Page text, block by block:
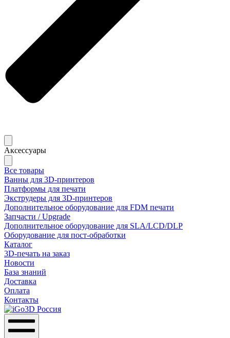
Аксессуары
Все товары
Ванны для 3D-принтеров
Платформы для печати
Экструдеры для 3D-принтеров
Дополнительное оборудование для FDM печати
Запчасти / Upgrade
Дополнительное оборудование для SLA/LCD/DLP
Оборудование для пост-обработки
Каталог
3D-печать на заказ
Новости
База знаний
Доставка
Оплата
Контакты